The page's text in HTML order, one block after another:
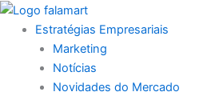
Ir
para
conteúdo
Estratégias Empresariais
Marketing
Notícias
Novidades do Mercado